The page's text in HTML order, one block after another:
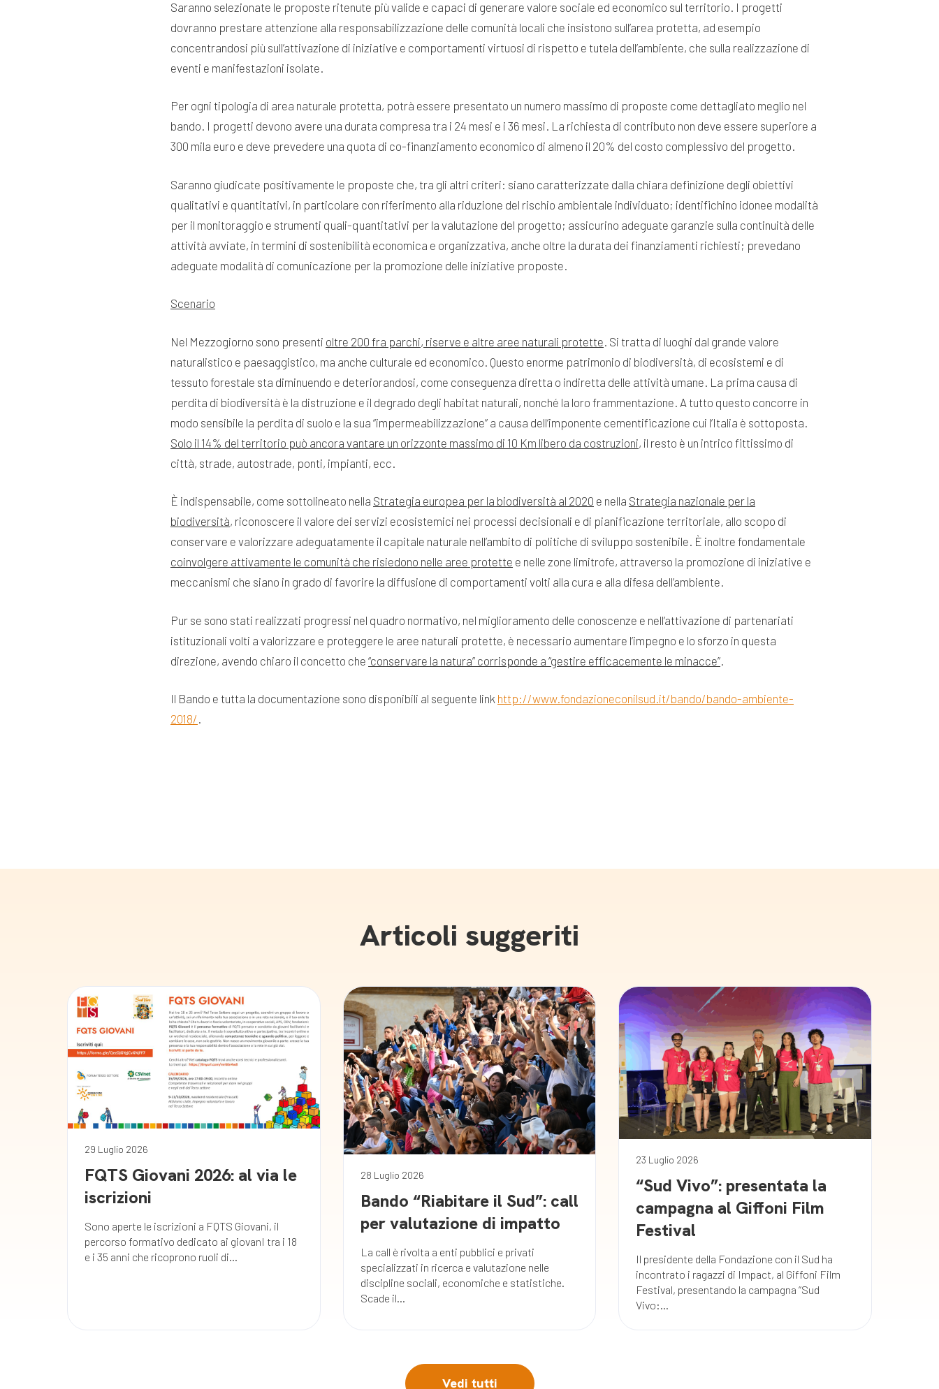
Saranno selezionate le proposte ritenute più valide e capaci di generare valore sociale ed economico sul territorio. I progetti
dovranno prestare attenzione alla responsabilizzazione delle comunità locali che insistono sull’area protetta, ad esempio
concentrandosi più sull’attivazione di iniziative e comportamenti virtuosi di rispetto e tutela dell’ambiente, che sulla realizzazione di
eventi e manifestazioni isolate.
Per ogni tipologia di area naturale protetta, potrà essere presentato un numero massimo di proposte come dettagliato meglio nel
bando. I progetti devono avere una durata compresa tra i 24 mesi e i 36 mesi. La richiesta di contributo non deve essere superiore a
300 mila euro e deve prevedere una quota di co-finanziamento economico di almeno il 20% del costo complessivo del progetto.
Saranno giudicate positivamente le proposte che, tra gli altri criteri: siano caratterizzate dalla chiara definizione degli obiettivi
qualitativi e quantitativi, in particolare con riferimento alla riduzione del rischio ambientale individuato; identifichino idonee modalità
per il monitoraggio e strumenti quali-quantitativi per la valutazione del progetto; assicurino adeguate garanzie sulla continuità delle
attività avviate, in termini di sostenibilità economica e organizzativa, anche oltre la durata dei finanziamenti richiesti; prevedano
adeguate modalità di comunicazione per la promozione delle iniziative proposte.
Scenario
Nel Mezzogiorno sono presenti oltre 200 fra parchi, riserve e altre aree naturali protette . Si tratta di luoghi dal grande valore
naturalistico e paesaggistico, ma anche culturale ed economico. Questo enorme patrimonio di biodiversità, di ecosistemi e di
tessuto forestale sta diminuendo e deteriorandosi, come conseguenza diretta o indiretta delle attività umane. La prima causa di
perdita di biodiversità è la distruzione e il degrado degli habitat naturali, nonché la loro frammentazione. A tutto questo concorre in
modo sensibile la perdita di suolo e la sua “impermeabilizzazione” a causa dell’imponente cementificazione cui l’Italia è sottoposta.
Solo il 14% del territorio può ancora vantare un orizzonte massimo di 10 Km libero da costruzioni, il resto è un intrico fittissimo di
città, strade, autostrade, ponti, impianti, ecc.
È indispensabile, come sottolineato nella Strategia europea per la biodiversità al 2020 e nella Strategia nazionale per la
biodiversità, riconoscere il valore dei servizi ecosistemici nei processi decisionali e di pianificazione territoriale, allo scopo di
conservare e valorizzare adeguatamente il capitale naturale nell’ambito di politiche di sviluppo sostenibile. È inoltre fondamentale
coinvolgere attivamente le comunità che risiedono nelle aree protette e nelle zone limitrofe, attraverso la promozione di iniziative e
meccanismi che siano in grado di favorire la diffusione di comportamenti volti alla cura e alla difesa dell’ambiente.
Pur se sono stati realizzati progressi nel quadro normativo, nel miglioramento delle conoscenze e nell’attivazione di partenariati
istituzionali volti a valorizzare e proteggere le aree naturali protette, è necessario aumentare l’impegno e lo sforzo in questa
direzione, avendo chiaro il concetto che “conservare la natura” corrisponde a “gestire efficacemente le minacce”
Il Bando e tutta la documentazione sono disponibili al seguente link http://www.fondazioneconilsud.it/bando/bando-ambiente-
2018/ .
Articoli suggeriti
29 Luglio 2026
FQTS Giovani 2026: al via le
iscrizioni
Sono aperte le iscrizioni a FQTS Giovani, il
percorso formativo dedicato ai giovanI tra i 18
e i 35 anni che ricoprono ruoli di...
28 Luglio 2026
Bando “Riabitare il Sud”: call
per valutazione di impatto
La call è rivolta a enti pubblici e privati
specializzati in ricerca e valutazione nelle
discipline sociali, economiche e statistiche.
Scade il...
23 Luglio 2026
“Sud Vivo”: presentata la
campagna al Giffoni Film
Festival
Il presidente della Fondazione con il Sud ha
incontrato i ragazzi di Impact, al Giffoni Film
Festival, presentando la campagna “Sud
Vivo:...
Vedi tutti